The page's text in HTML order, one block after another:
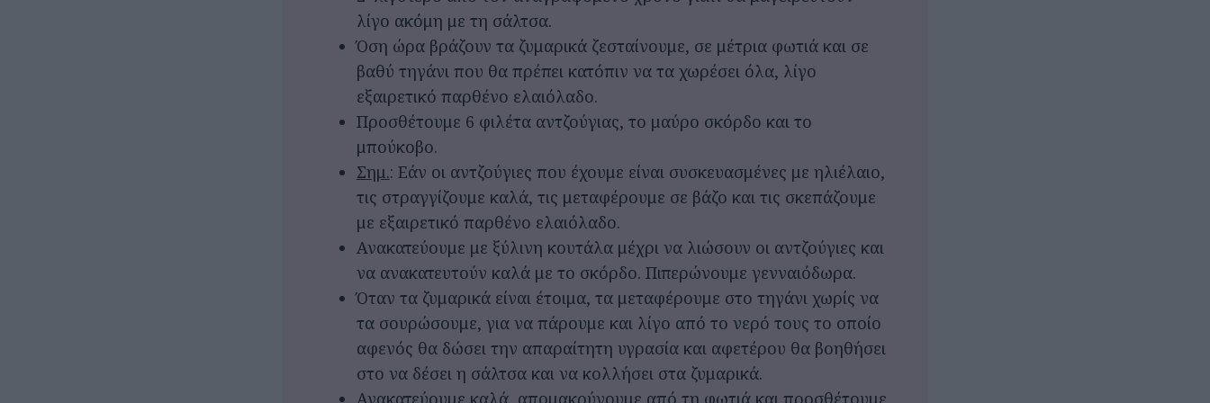
λίγο ακόμη με τη σάλτσα.
Όση ώρα βράζουν τα ζυμαρικά ζεσταίνουμε, σε μέτρια φωτιά και σε
βαθύ τηγάνι που θα πρέπει κατόπιν να τα χωρέσει όλα, λίγο
εξαιρετικό παρθένο ελαιόλαδο.
Προσθέτουμε 6 φιλέτα αντζούγιας, το μαύρο σκόρδο και το
μπούκοβο.
Σημ.: Εάν οι αντζούγιες που έχουμε είναι συσκευασμένες με ηλιέλαιο,
τις στραγγίζουμε καλά, τις μεταφέρουμε σε βάζο και τις σκεπάζουμε
με εξαιρετικό παρθένο ελαιόλαδο.
Ανακατεύουμε με ξύλινη κουτάλα μέχρι να λιώσουν οι αντζούγιες και
να ανακατευτούν καλά με το σκόρδο. Πιπερώνουμε γενναιόδωρα.
Όταν τα ζυμαρικά είναι έτοιμα, τα μεταφέρουμε στο τηγάνι χωρίς να
τα σουρώσουμε, για να πάρουμε και λίγο από το νερό τους το οποίο
αφενός θα δώσει την απαραίτητη υγρασία και αφετέρου θα βοηθήσει
στο να δέσει η σάλτσα και να κολλήσει στα ζυμαρικά.
Ανακατεύουμε καλά, απομακρύνουμε από τη φωτιά και προσθέτουμε